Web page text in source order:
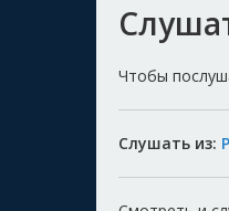
Чтобы
Слушать из: